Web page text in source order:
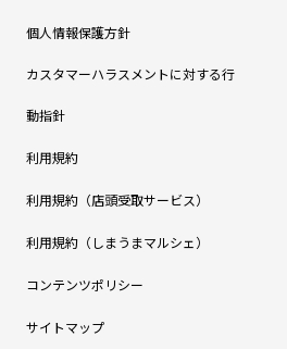
個人情報保護方針
カスタマーハラスメントに対する行
動指針
利用規約
利用規約（店頭受取サービス）
利用規約（しまうまマルシェ）
コンテンツポリシー
サイトマップ